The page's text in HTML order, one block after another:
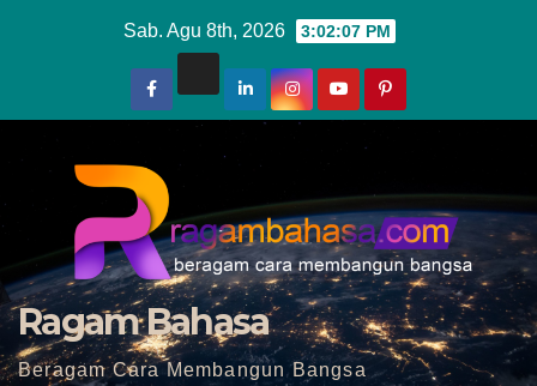
Sab. Agu 8th, 2026 3:02:09 PM
Ragam Bahasa
Beragam Cara Membangun Bangsa